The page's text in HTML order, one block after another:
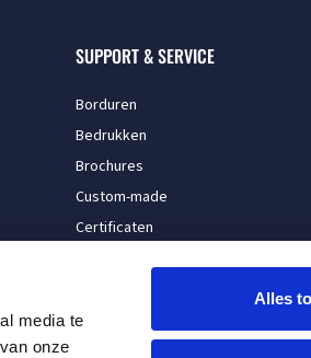
media te
onze
Alles
SUPPORT & SERVICE
Borduren
Bedrukken
Brochures
Custom-made
Certificaten